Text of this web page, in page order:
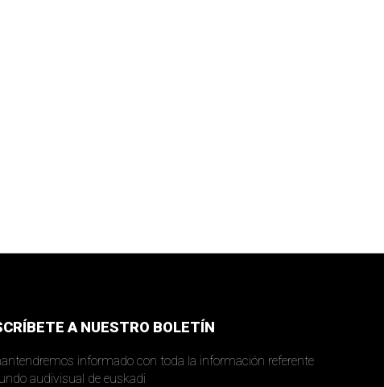
A NUESTRO BOLETÍN
informado con toda la información referente
al mundo audivisual de euskadi